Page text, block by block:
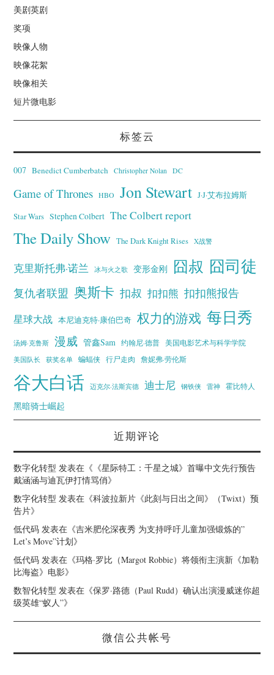
美剧英剧
奖项
映像人物
映像花絮
映像相关
短片微电影
标签云
007 Benedict Cumberbatch Christopher Nolan DC
Game of Thrones HBO Jon Stewart J·J·艾布拉姆斯
Star Wars Stephen Colbert The Colbert report
The Daily Show The Dark Knight Rises X战警
克里斯托弗·诺兰 冰与火之歌 变形金刚 囧叔 囧司徒
复仇者联盟 奥斯卡 扣叔 扣扣熊 扣扣熊报告
星球大战 本尼迪克特·康伯巴奇 权力的游戏 每日秀
汤姆·克鲁斯 漫威 管鑫Sam 约翰尼·德普
美国电影艺术与科学学院
美国队长
获奖名单 蝙蝠侠 行尸走肉 詹妮弗·劳伦斯
谷大白话 迈克尔·法斯宾德 迪士尼 钢铁侠 雷神 霍比特人
黑暗骑士崛起
近期评论
数字化转型 发表在《 《星际特工：千星之城》首曝中文先行预告
戴涵涵与迪瓦伊打情骂俏》
数字化转型 发表在《科波拉新片《此刻与日出之间》（Twixt）预
告片》
低代码 发表在《吉米肥伦深夜秀 为支持呼吁儿童加强锻炼的”
Let’s Move”计划》
低代码 发表在《玛格·罗比（Margot Robbie）将领衔主演新《加勒
比海盗》电影》
数智化转型 发表在《保罗·路德（Paul Rudd）确认出演漫威迷你超
级英雄“蚁人”》
微信公共帐号